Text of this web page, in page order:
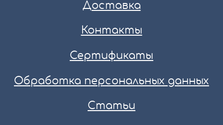
Доставка
Контакты
Сертификаты
Обработка персональных данных
Статьи